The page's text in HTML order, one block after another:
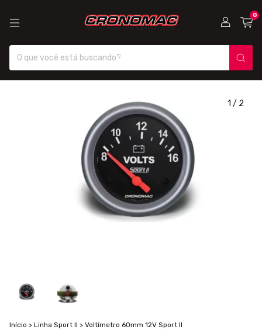
0
1 / 2
Início > Linha Sport II > Voltímetro 60mm 12V Sport II